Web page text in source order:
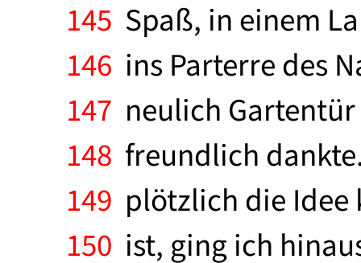
145 Spaß, in einem
146 ins Parterre des
147 neulich
148 freundlich
149 plötzlich die Idee
150 ist, ging ich